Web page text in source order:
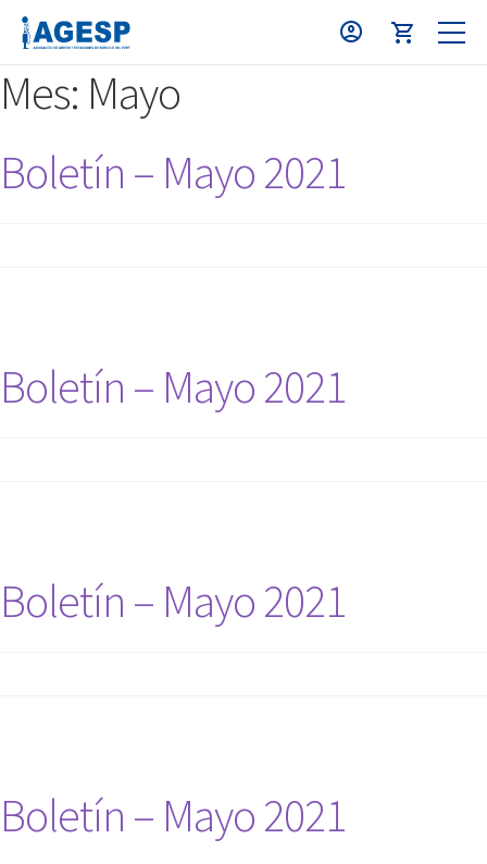
Mes: Mayo
Boletín – Mayo 2021
Boletín – Mayo 2021
Boletín – Mayo 2021
Boletín – Mayo 2021